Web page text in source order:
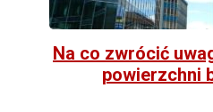
Na co zwrócić
powierzchni